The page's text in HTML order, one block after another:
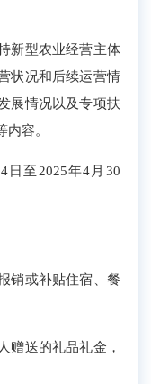
型农业经营主体
状况和后续运营情
展情况以及专项扶
容。
至2025年4月30
或补贴住宿、餐
送的礼品礼金，